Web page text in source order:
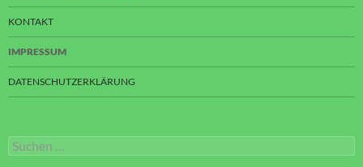
KONTAKT
IMPRESSUM
DATENSCHUTZERKLÄRUNG
Suchen
nach: